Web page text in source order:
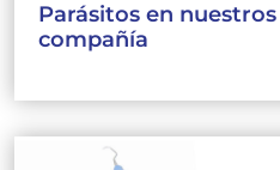
Parásitos en
compañía